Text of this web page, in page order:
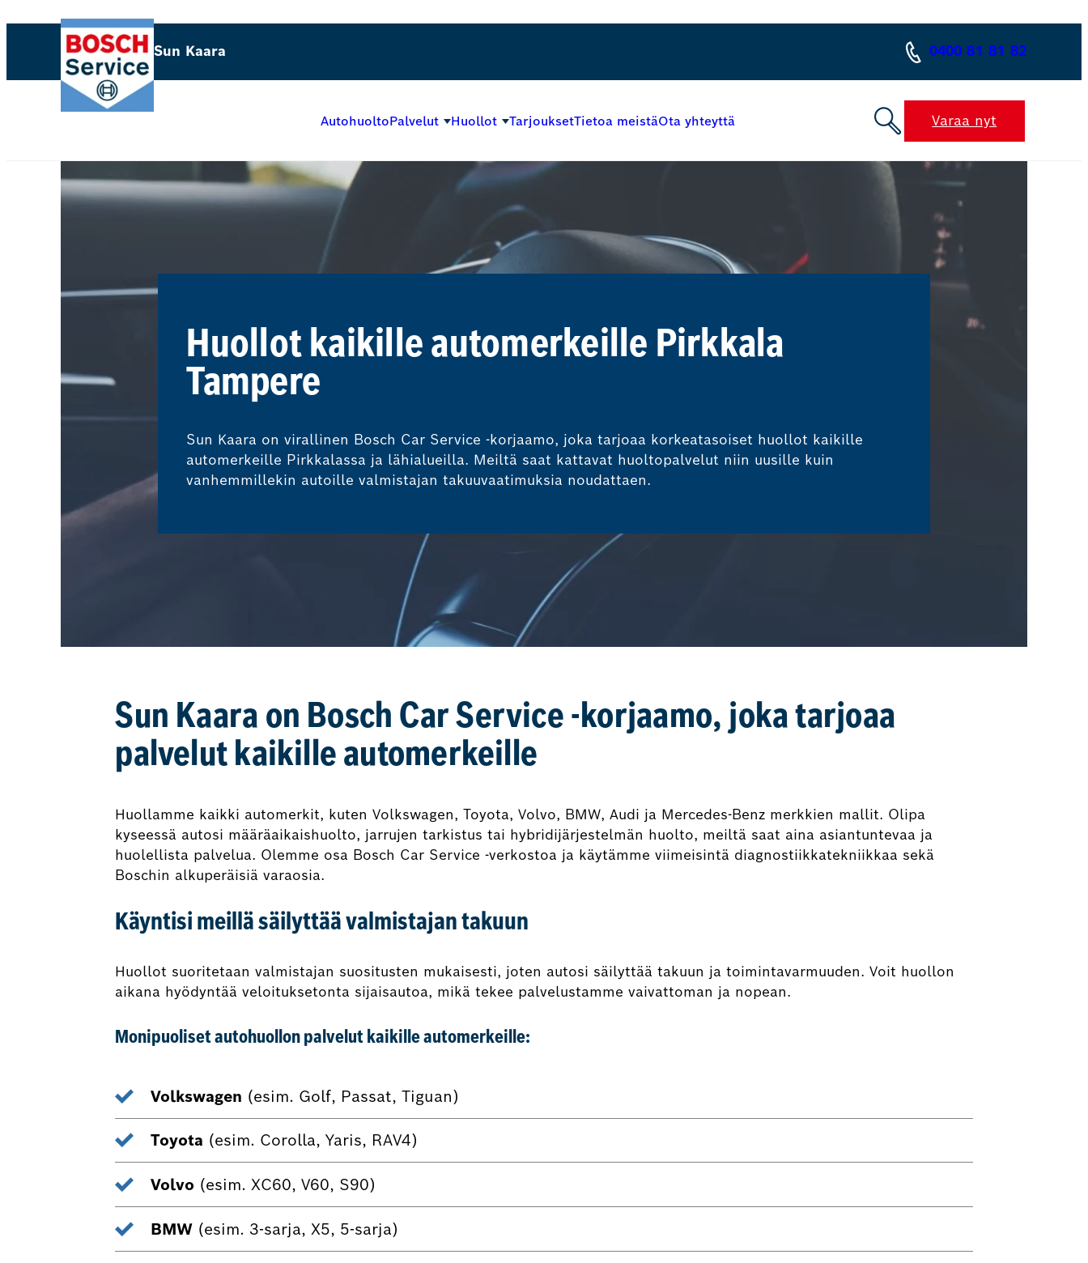
sisältöön
Sun Kaara
0400 81 81 82
AutohuoltoPalvelut Huollot TarjouksetTietoa meistäOta yhteyttä Varaa nyt
Huollot kaikille automerkeille Pirkkala
Tampere
Sun Kaara on virallinen Bosch Car Service -korjaamo, joka tarjoaa korkeatasoiset huollot kaikille
automerkeille Pirkkalassa ja lähialueilla. Meiltä saat kattavat huoltopalvelut niin uusille kuin
vanhemmillekin autoille valmistajan takuuvaatimuksia noudattaen.
Sun Kaara on Bosch Car Service -korjaamo, joka tarjoaa
palvelut kaikille automerkeille
Huollamme kaikki automerkit, kuten Volkswagen, Toyota, Volvo, BMW, Audi ja Mercedes-Benz merkkien mallit. Olipa
kyseessä autosi määräaikaishuolto, jarrujen tarkistus tai hybridijärjestelmän huolto, meiltä saat aina asiantuntevaa ja
huolellista palvelua. Olemme osa Bosch Car Service -verkostoa ja käytämme viimeisintä diagnostiikkatekniikkaa sekä
Boschin alkuperäisiä varaosia.
Käyntisi meillä säilyttää valmistajan takuun
Huollot suoritetaan valmistajan suositusten mukaisesti, joten autosi säilyttää takuun ja toimintavarmuuden. Voit huollon
aikana hyödyntää veloituksetonta sijaisautoa, mikä tekee palvelustamme vaivattoman ja nopean.
Monipuoliset autohuollon palvelut kaikille automerkeille:
Volkswagen (esim. Golf, Passat, Tiguan)
Toyota (esim. Corolla, Yaris, RAV4)
Volvo (esim. XC60, V60, S90)
BMW (esim. 3-sarja, X5, 5-sarja)